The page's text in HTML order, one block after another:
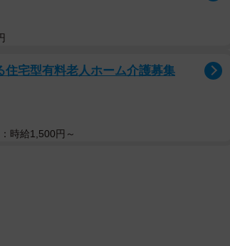
るとの事、傷だらけでお耳もかじられてあ
ィアのhinatabocco.kさん
がない傷だらけの白猫ちゃんをおうちにお
られるなど話題を集めました。
宅型有料老人ホーム介護募集
時給1,500円～